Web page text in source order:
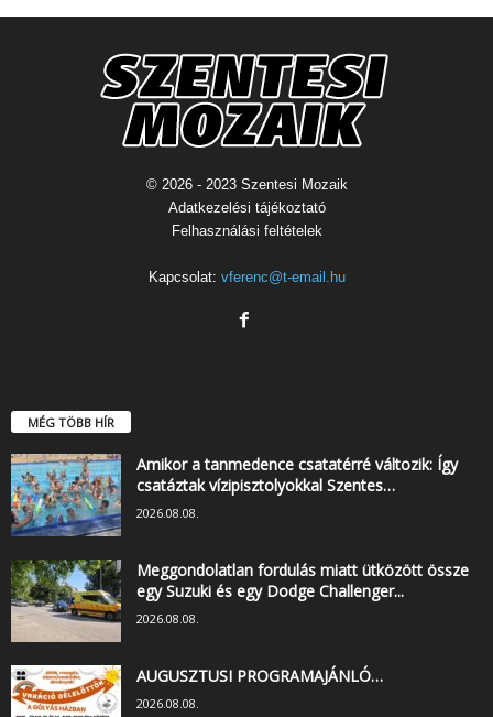
© 2026 - 2023 Szentesi Mozaik
Adatkezelési tájékoztató
Felhasználási feltételek
Kapcsolat: vferenc@t-email.hu
MÉG TÖBB HÍR
Amikor a tanmedence csatatérré változik: Így
csatáztak vízipisztolyokkal Szentes…
2026.08.08.
Meggondolatlan fordulás miatt ütközött össze
egy Suzuki és egy Dodge Challenger...
2026.08.08.
AUGUSZTUSI PROGRAMAJÁNLÓ…
2026.08.08.